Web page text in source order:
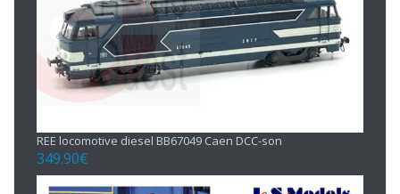
REE locomotive diesel BB67049 Caen DCC-son
349.90€